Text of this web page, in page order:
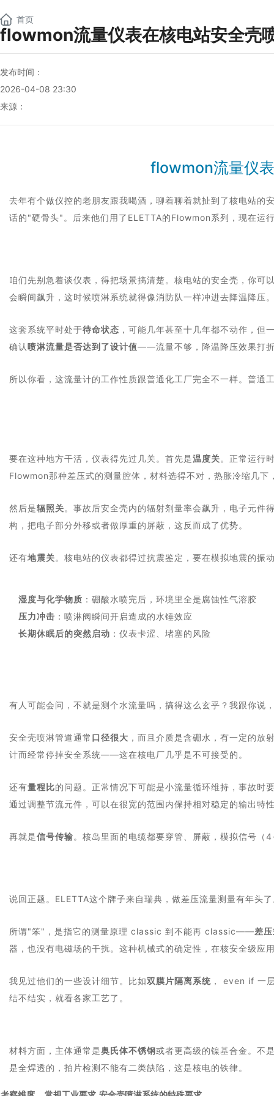
首页
flowmon流量仪表在核电站安全壳
发布时间：
2026-04-08 23:30
来源：
flowmon流量仪表
去年有个做仪控的老朋友跟我喝酒，聊着聊着就扯到了核电站
话的"硬骨头"。后来他们用了ELETTA的Flowmon系列，现在运
咱们先别急着谈仪表，得把场景搞清楚。核电站的安全壳，你可
会瞬间飙升，这时候喷淋系统就得像消防队一样冲进去降温降压
这套系统平时处于待命状态 ，可能几年甚至十几年都不动作，
确认喷淋流量是否达到了设计值——流量不够，降温降压效果打
所以你看，这流量计的工作性质跟普通化工厂完全不一样。普通
要在这种地方干活，仪表得先过几关。首先是温度关。正常运行
Flowmon那种差压式的测量腔体，材料选得不对，热胀冷缩几下
然后是辐照关。事故后安全壳内的辐射剂量率会飙升，电子元
构，把电子部分外移或者做厚重的屏蔽，这反而成了优势。
还有地震关。核电站的仪表都得过抗震鉴定，要在模拟地震的振
湿度与化学物质 ：硼酸水喷完后，环境里全是腐蚀性气溶胶
压力冲击 ：喷淋阀瞬间开启造成的水锤效应
长期休眠后的突然启动 ：仪表卡涩、堵塞的风险
有人可能会问，不就是测个水流量吗，搞得这么玄乎？我跟你说
安全壳喷淋管道通常 口径很大 ，而且介质是含硼水，有一定的放
计而经常停掉安全系统——这在核电厂几乎是不可接受的。
还有量程比的问题。正常情况下可能是小流量循环维持，事故时
通过调整节流元件，可以在很宽的范围内保持相对稳定的输出特
再就是信号传输。核岛里面的电缆都要穿管、屏蔽，模拟信号
说回正题。ELETTA这个牌子来自瑞典，做差压流量测量有年头
所谓"笨"，是指它的测量原理 classic 到不能再 classic——差
器，也没有电磁场的干扰。这种机械式的确定性，在核安全级应
我见过他们的一些设计细节。比如双膜片隔离系统 ， even if 一
结不结实，就看各家工艺了。
材料方面，主体通常是奥氏体不锈钢或者更高级的镍基合金。不
是全焊透的，拍片检测不能有二类缺陷，这是核电的铁律。